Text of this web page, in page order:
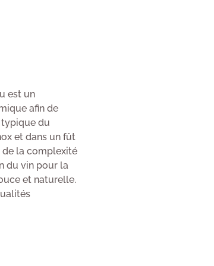
est un
afin de
du
et dans un fût
de la complexité
du vin pour la
et naturelle.